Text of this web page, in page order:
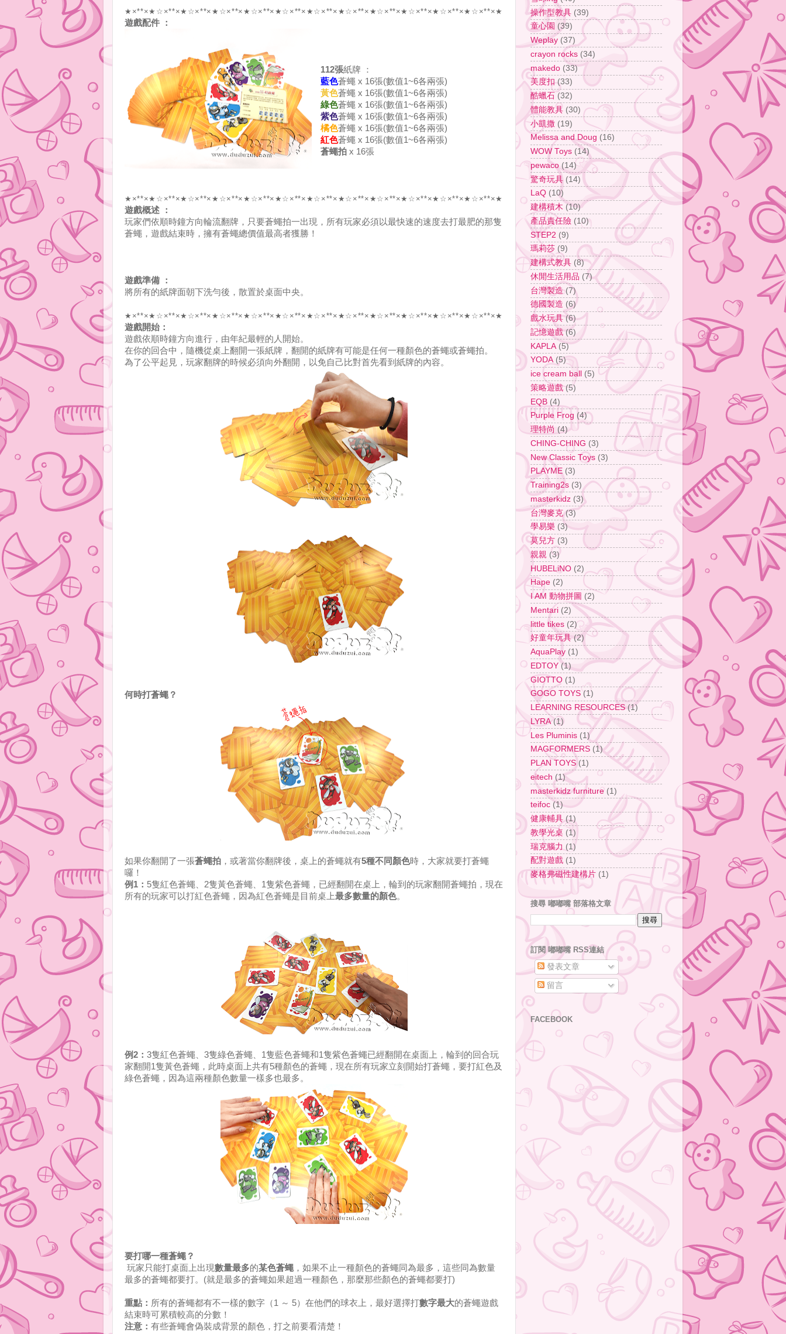
★×**×★☆×**×★☆×**×★☆×**×★☆×**×★☆×**×★☆×**×★☆×**×★☆×**×★☆×**×★☆×**×★ ☆×**×★
遊戲配件 ：
112張紙牌 ：
藍色蒼蠅 x 16張(數值1~6各兩張)
黃色蒼蠅 x 16張(數值1~6各兩張)
綠色蒼蠅 x 16張(數值1~6各兩張)
紫色蒼蠅 x 16張(數值1~6各兩張)
橘色蒼蠅 x 16張(數值1~6各兩張)
紅色蒼蠅 x 16張(數值1~6各兩張)
蒼蠅拍x 16張
★×**×★☆×**×★☆×**×★☆×**×★☆×**×★☆×**×★☆×**×★☆×**×★☆×**×★☆×**×★☆×**×★ ☆×**×★
遊戲概述 ：
玩家們依順時鐘方向輪流翻牌，只要蒼蠅拍一出現，所有玩家必須以最快速的速度去打最肥的那隻
蒼蠅，遊戲結束時，擁有蒼蠅總價值最高者獲勝！
遊戲準備 ：
將所有的紙牌面朝下洗勻後，散置於桌面中央。
★×**×★☆×**×★☆×**×★☆×**×★☆×**×★☆×**×★☆×**×★☆×**×★☆×**×★☆×**×★☆×**×★ ☆×**×★
遊戲開始：
遊戲依順時鐘方向進行，由年紀最輕的人開始。
在你的回合中，隨機從桌上翻開一張紙牌，翻開的紙牌有可能是任何一種顏色的蒼蠅或蒼蠅拍。
為了公平起見，玩家翻牌的時候必須向外翻開，以免自己比對首先看到紙牌的內容。
何時打蒼蠅？
如果你翻開了一張蒼蠅拍 ，或著當你翻牌後，桌上的蒼蠅就有5種不同顏色時，大家就要打蒼蠅
囉！
例1： 5隻紅色蒼蠅、2隻黃色蒼蠅、1隻紫色蒼蠅，已經翻開在桌上，輪到的玩家翻開蒼蠅拍，現在
所有的玩家可以打紅色蒼蠅，因為紅色蒼蠅是目前桌上最多數量的顏色。
例2： 3隻紅色蒼蠅、3隻綠色蒼蠅、1隻藍色蒼蠅和1隻紫色蒼蠅已經翻開在桌面上，輪到的回合玩
家翻開1隻黃色蒼蠅，此時桌面上共有5種顏色的蒼蠅，現在所有玩家立刻開始打蒼蠅，要打紅色及
綠色蒼蠅，因為這兩種顏色數量一樣多也最多。
要打哪一種蒼蠅？
玩家只能打桌面上出現數量最多的某色蒼蠅 ，如果不止一種顏色的蒼蠅同為最多，這些同為數量
最多的蒼蠅都要打。(就是最多的蒼蠅如果超過一種顏色，那麼那些顏色的蒼蠅都要打)
重點： 所有的蒼蠅都有不一樣的數字（1 ～ 5）在他們的球衣上，最好選擇打數字最大的蒼蠅遊戲
結束時可累積較高的分數！
注意： 有些蒼蠅會偽裝成背景的顏色，打之前要看清楚！
操作型教具 (39)
童心園 (39)
Weplay (37)
crayon rocks (34)
makedo (33)
美度扣 (33)
酷蠟石 (32)
體能教具 (30)
小凱撒 (19)
Melissa and Doug (16)
WOW Toys (14)
pewaco (14)
驚奇玩具 (14)
LaQ (10)
建構積木 (10)
產品責任險 (10)
STEP2 (9)
瑪莉莎 (9)
建構式教具 (8)
休閒生活用品 (7)
台灣製造 (7)
德國製造 (6)
戲水玩具 (6)
記憶遊戲 (6)
KAPLA (5)
YODA (5)
ice cream ball
(5)
策略遊戲 (5)
EQB (4)
Purple Frog (4)
理特尚 (4)
CHING-CHING (3)
New Classic Toys (3)
PLAYME (3)
Training2s (3)
masterkidz (3)
台灣麥克 (3)
學易樂 (3)
莫兒方 (3)
親親 (3)
HUBELiNO (2)
Hape (2)
I AM 動物拼圖 (2)
Mentari (2)
little tikes (2)
好童年玩具 (2)
AquaPlay (1)
EDTOY (1)
GIOTTO (1)
GOGO TOYS (1)
LEARNING RESOURCES (1)
LYRA (1)
Les Pluminis (1)
MAGFORMERS (1)
PLAN TOYS (1)
eitech (1)
masterkidz furniture (1)
teifoc (1)
健康輔具 (1)
教學光桌 (1)
瑞克腦力 (1)
配對遊戲 (1)
麥格弗磁性建構片 (1)
搜尋 嘟嘟嘴 部落格文章
訂閱 嘟嘟嘴 RSS連結
發表文章
留言
FACEBOOK